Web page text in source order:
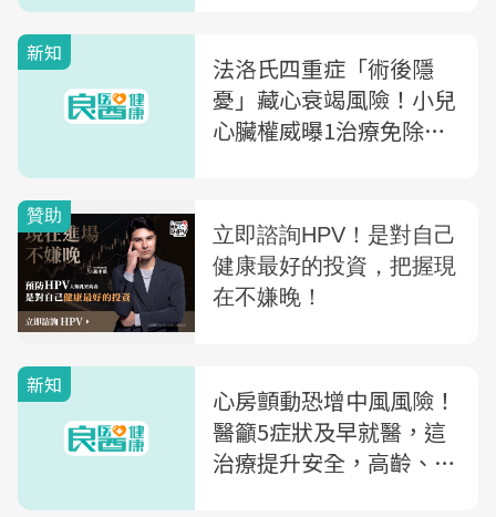
新知
法洛氏四重症「術後隱
憂」藏心衰竭風險！小兒
心臟權威曝1治療免除開
新知
心房顫動恐增中風風險！
醫籲5症狀及早就醫，這
治療提升安全，高齡、心